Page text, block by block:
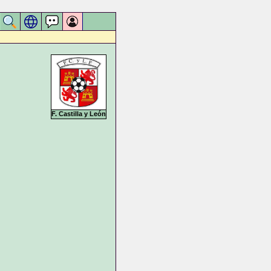
F. Castilla y León